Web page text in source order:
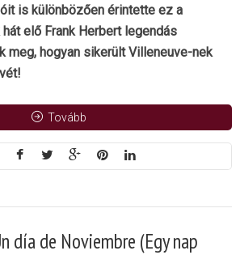
is különbözően érintette ez a
elő Frank Herbert legendás
meg, hogyan sikerült Villeneuve-nek
Tovább
día de Noviembre (Egy nap